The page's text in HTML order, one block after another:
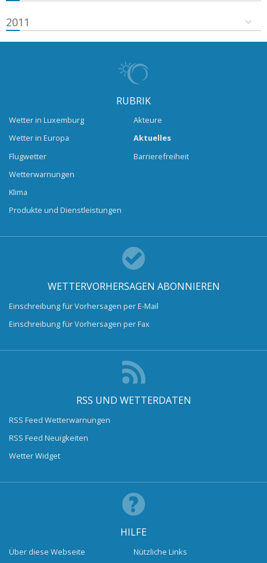
2011
RUBRIK
Wetter in Luxemburg
Wetter in Europa
Flugwetter
Wetterwarnungen
Klima
Produkte und Dienstleistungen
Akteure
Aktuelles
Barrierefreiheit
WETTERVORHERSAGEN ABONNIEREN
Einschreibung für Vorhersagen per E-Mail
Einschreibung für Vorhersagen per Fax
RSS UND WETTERDATEN
RSS Feed Wetterwarnungen
RSS Feed Neuigkeiten
Wetter Widget
HILFE
Über diese Webseite Nützliche Links